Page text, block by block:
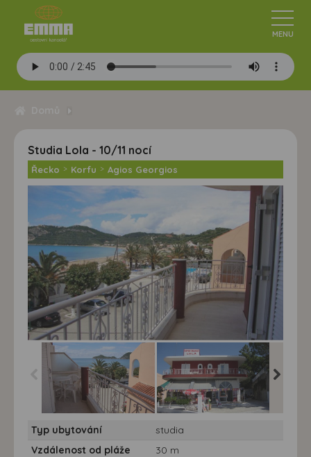
Studia Lola - 10/11 nocí
Řecko > Korfu > Agios Georgios
Studia Lola - Řecko,
Korfu
Studia Lola - Řecko,
Korfu
Typ ubytování
studia
Vzdálenost od pláže
30 m